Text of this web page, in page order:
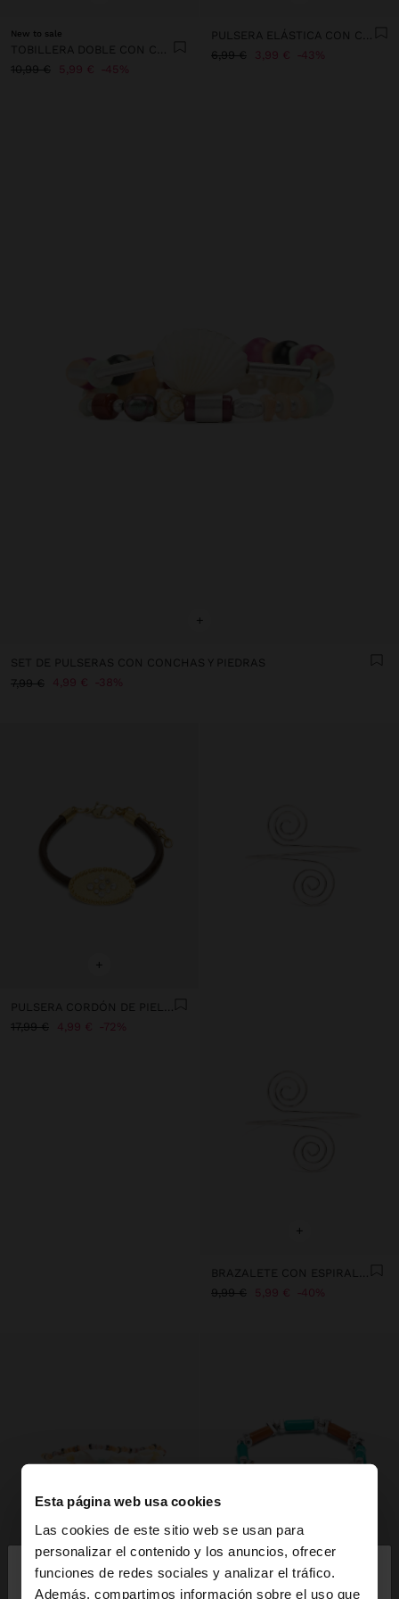
Esta página web usa cookies
Las cookies de este sitio web se usan para
personalizar el contenido y los anuncios, ofrecer
funciones de redes sociales y analizar el tráfico.
Además, compartimos información sobre el uso que
hola
New to sale
TOBILLERA DOBLE CON CONCHAS
10,99 € 5,99 € 45%
PULSERA ELÁSTICA CON CUENTAS DE CONCHAS
6,99 € 3,99 € 43%
+
SET DE PULSERAS CON CONCHAS Y PIEDRAS
7,99 € 4,99 € 38%
+
PULSERA CORDÓN DE PIEL CON PLACA OVALADA CON CRISTALES
17,99 € 4,99 € 72%
+
BRAZALETE CON ESPIRALES
9,99 € 5,99 € 40%